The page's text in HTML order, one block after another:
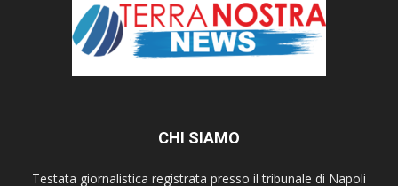
CHI SIAMO
Testata giornalistica registrata presso il tribunale di Napoli